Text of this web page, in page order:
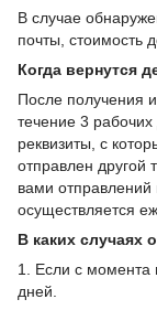
В случае
почты, стоимость
Когда вернутся
После получения
течение 3
реквизиты, с
отправлен другой
вами
осуществляется
В каких случаях
1. Если с момента
дней.